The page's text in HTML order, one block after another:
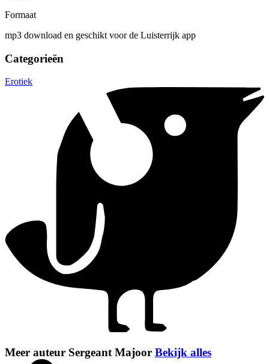
Formaat
mp3 download en geschikt voor de Luisterrijk app
Categorieën
Erotiek
Meer auteur Sergeant Majoor Bekijk alles